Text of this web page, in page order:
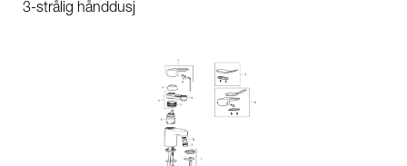
3-strålig hånddusj